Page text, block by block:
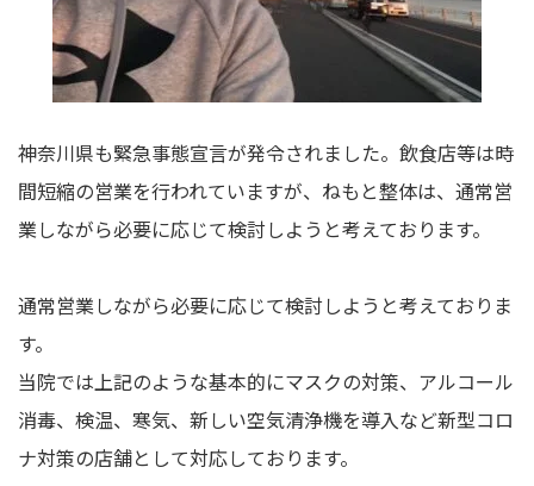
神奈川県も緊急事態宣言が発令されました。飲食店等は時
間短縮の営業を行われていますが、ねもと整体は、通常営
業しながら必要に応じて検討しようと考えております。
通常営業しながら必要に応じて検討しようと考えておりま
す。
当院では上記のような基本的にマスクの対策、アルコール
消毒、検温、寒気、新しい空気清浄機を導入など新型コロ
ナ対策の店舗として対応しております。